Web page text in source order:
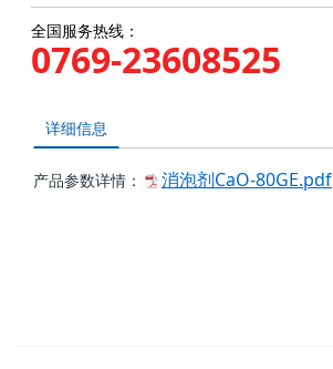
全国服务热线：
0769-23608525
详细信息
产品参数详情： 消泡剂CaO-80GE.pdf